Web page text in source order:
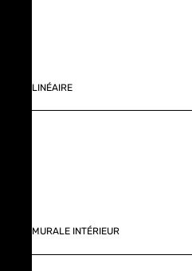
LINÉAIRE
MURALE INTÉRIEUR